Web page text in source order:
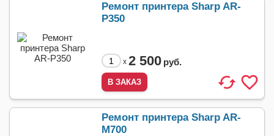
Ремонт принтера Sharp AR-
P350
x 2 500 руб.
Ремонт принтера Sharp AR-
M700